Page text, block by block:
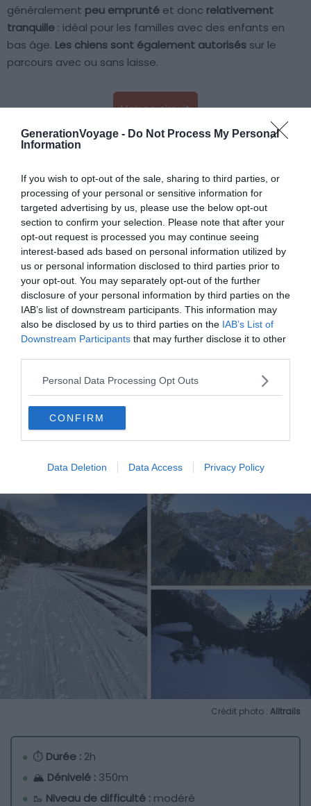
GenerationVoyage - Do Not Process My Personal
Information
If you wish to opt-out of the sale, sharing to third parties, or
processing of your personal or sensitive information for
targeted advertising by us, please use the below opt-out
section to confirm your selection. Please note that after your
opt-out request is processed you may continue seeing
interest-based ads based on personal information utilized by
us or personal information disclosed to third parties prior to
your opt-out. You may separately opt-out of the further
disclosure of your personal information by third parties on the
IAB’s list of downstream participants. This information may
also be disclosed by us to third parties on the IAB’s List of
Downstream Participants that may further disclose it to other
Personal Data Processing Opt Outs
CONFIRM
Data Deletion Data Access Privacy Policy
généralement peu emprunté et donc relativement
tranquille : idéal pour les familles avec des enfants en
bas âge. Les chiens sont également autorisés sur le
parcours avec ou sans laisse.
Voir ce circuit
À lire aussi sur le guide Provence-Alpes-
Côte d'Azur :
Les 17 choses incontournables à faire dans les
Hautes-Alpes
Les 5 meilleures randonnées à raquettes dans le
Queyras
Visiter la Provence-Alpes-Côte d'Azur : 10
incontournables à faire et voir (PACA)
Les 4 meilleures randonnées en raquettes dans le
Mercantour
Vallée Étroite et ses granges pour une
nuit sous les étoiles
Crédit photo : Alltrails
⏱ Durée : 2h
🏔 Dénivelé : 350m
🥾 Niveau de difficulté : modéré